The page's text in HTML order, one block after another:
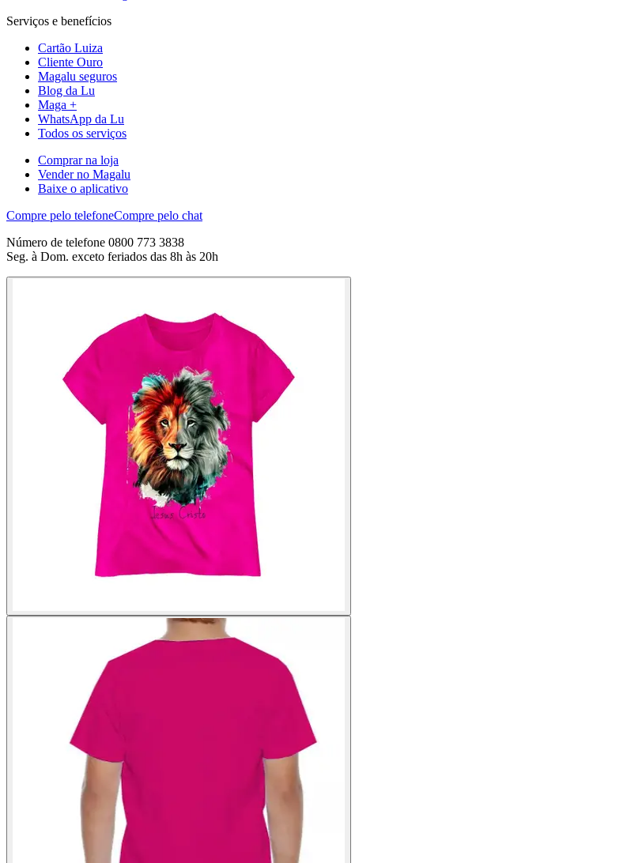
Serviços e benefícios
Cartão Luiza
Cliente Ouro
Magalu seguros
Blog da Lu
Maga +
WhatsApp da Lu
Todos os serviços
Comprar na loja
Vender no Magalu
Baixe o aplicativo
Compre pelo telefoneCompre pelo chat
Número de telefone 0800 773 3838
Seg. à Dom. exceto feriados das 8h às 20h